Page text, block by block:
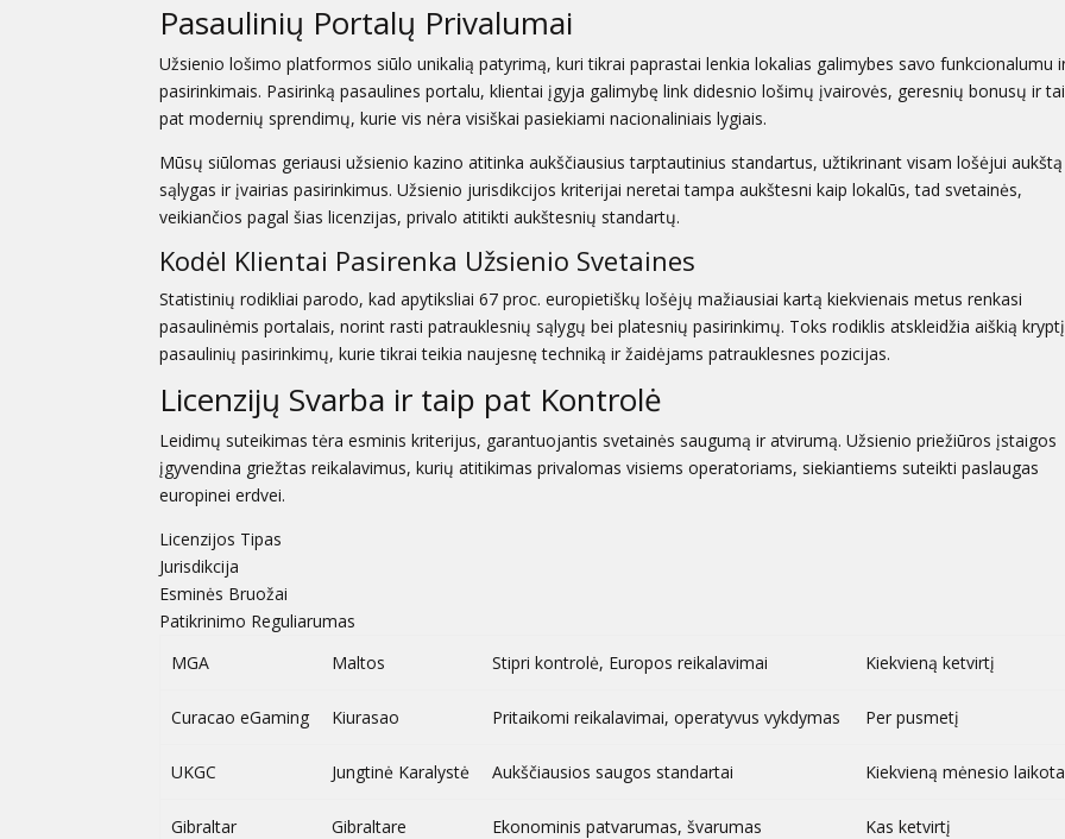
Pasaulinių Portalų Privalumai
Užsienio lošimo platformos siūlo unikalią patyrimą, kuri tikrai paprastai lenkia lokalias galimybes savo funkcionalumu
pasirinkimais. Pasirinką pasaulines portalu, klientai įgyja galimybę link didesnio lošimų įvairovės, geresnių bonusų ir
pat modernių sprendimų, kurie vis nėra visiškai pasiekiami nacionaliniais lygiais.
Mūsų siūlomas geriausi užsienio kazino atitinka aukščiausius tarptautinius standartus, užtikrinant visam lošėjui aukštą
sąlygas ir įvairias pasirinkimus. Užsienio jurisdikcijos kriterijai neretai tampa aukštesni kaip lokalūs, tad svetainės,
veikiančios pagal šias licenzijas, privalo atitikti aukštesnių standartų.
Kodėl Klientai Pasirenka Užsienio Svetaines
Statistinių rodikliai parodo, kad apytiksliai 67 proc. europietiškų lošėjų mažiausiai kartą kiekvienais metus renkasi
pasaulinėmis portalais, norint rasti patrauklesnių sąlygų bei platesnių pasirinkimų. Toks rodiklis atskleidžia aiškią
pasaulinių pasirinkimų, kurie tikrai teikia naujesnę techniką ir žaidėjams patrauklesnes pozicijas.
Licenzijų Svarba ir taip pat Kontrolė
Leidimų suteikimas tėra esminis kriterijus, garantuojantis svetainės saugumą ir atvirumą. Užsienio priežiūros įstaigos
įgyvendina griežtas reikalavimus, kurių atitikimas privalomas visiems operatoriams, siekiantiems suteikti paslaugas
europinei erdvei.
Licenzijos Tipas
Jurisdikcija
Esminės Bruožai
Patikrinimo Reguliarumas
MGA
Maltos Stipri kontrolė, Europos reikalavimai Kiekvieną ketvirtį
Curacao eGaming Kiurasao Pritaikomi reikalavimai, operatyvus vykdymas Per pusmetį
UKGC Jungtinė Karalystė Aukščiausios saugos standartai Kiekvieną mėnesio
Gibraltar Gibraltare Ekonominis patvarumas, švarumas Kas ketvirtį